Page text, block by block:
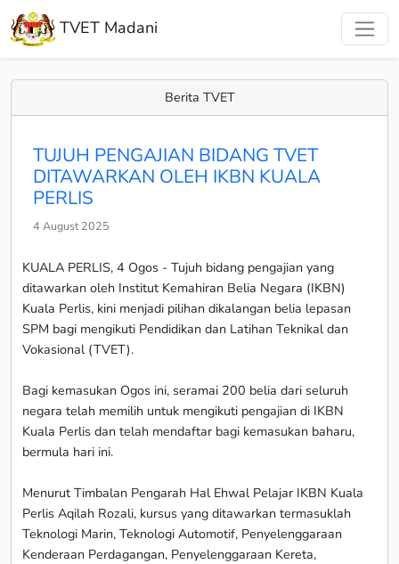
TVET Madani
Berita TVET
TUJUH PENGAJIAN BIDANG TVET
DITAWARKAN OLEH IKBN KUALA
PERLIS
4 August 2025
KUALA PERLIS, 4 Ogos - Tujuh bidang pengajian yang
ditawarkan oleh Institut Kemahiran Belia Negara (IKBN)
Kuala Perlis, kini menjadi pilihan dikalangan belia lepasan
SPM bagi mengikuti Pendidikan dan Latihan Teknikal dan
Vokasional (TVET).
Bagi kemasukan Ogos ini, seramai 200 belia dari seluruh
negara telah memilih untuk mengikuti pengajian di IKBN
Kuala Perlis dan telah mendaftar bagi kemasukan baharu,
bermula hari ini.
Menurut Timbalan Pengarah Hal Ehwal Pelajar IKBN Kuala
Perlis Aqilah Rozali, kursus yang ditawarkan termasuklah
Teknologi Marin, Teknologi Automotif, Penyelenggaraan
Kenderaan Perdagangan, Penyelenggaraan Kereta,